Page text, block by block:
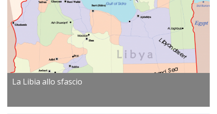
La Libia allo sfascio